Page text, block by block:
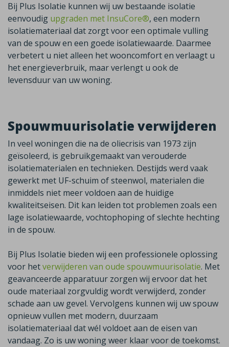
Bij Plus Isolatie kunnen wij uw bestaande isolatie
eenvoudig upgraden met InsuCore®, een modern
isolatiemateriaal dat zorgt voor een optimale vulling
van de spouw en een goede isolatiewaarde. Daarmee
verbetert u niet alleen het wooncomfort en verlaagt u
het energieverbruik, maar verlengt u ook de
levensduur van uw woning.
Spouwmuurisolatie verwijderen
In veel woningen die na de oliecrisis van 1973 zijn
geïsoleerd, is gebruikgemaakt van verouderde
isolatiematerialen en technieken. Destijds werd vaak
gewerkt met UF-schuim of steenwol, materialen die
inmiddels niet meer voldoen aan de huidige
kwaliteitseisen. Dit kan leiden tot problemen zoals een
lage isolatiewaarde, vochtophoping of slechte hechting
in de spouw.
Bij Plus Isolatie bieden wij een professionele oplossing
voor hetverwijderen van oude spouwmuurisolatie. Met
geavanceerde apparatuur zorgen wij ervoor dat het
oude materiaal zorgvuldig wordt verwijderd, zonder
schade aan uw gevel. Vervolgens kunnen wij uw spouw
opnieuw vullen met modern, duurzaam
isolatiemateriaal dat wél voldoet aan de eisen van
vandaag. Zo is uw woning weer klaar voor de toekomst.